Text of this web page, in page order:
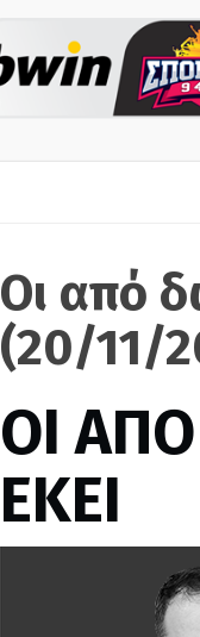
Οι από
(20/11/
ΟΙ
ΕΚΕΙ